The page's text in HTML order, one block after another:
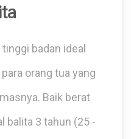
badan ideal
orang tua yang
Baik berat
balita 3 tahun (25 -